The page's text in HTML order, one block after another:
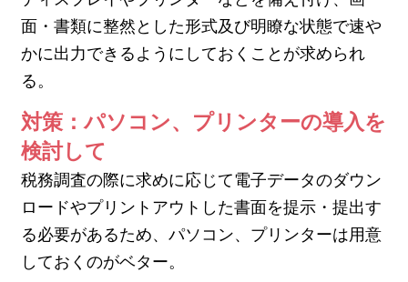
面・書類に整然とした形式及び明瞭な状態で速や
かに出力できるようにしておくことが求められ
る。
対策：パソコン、プリンターの導入を
検討して
税務調査の際に求めに応じて電子データのダウン
ロードやプリントアウトした書面を提示・提出す
る必要があるため、パソコン、プリンターは用意
しておくのがベター。